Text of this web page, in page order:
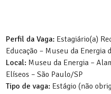
Perfil da Vaga: Estagiário(a)
Educação – Museu da Energia
Local: Museu da Energia –
Elíseos – São Paulo/SP
Tipo de vaga: Estágio (não